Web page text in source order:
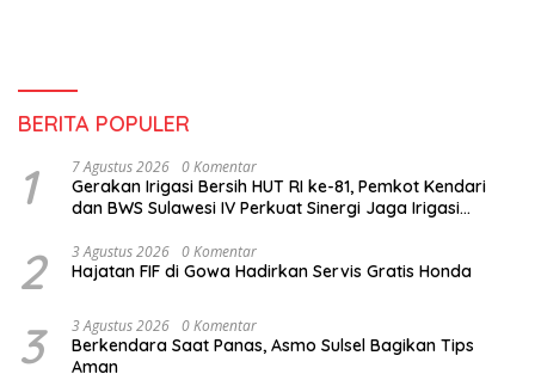
BERITA POPULER
1 7 Agustus 2026 0 Komentar
Gerakan Irigasi Bersih HUT RI ke-81, Pemkot Kendari
dan BWS Sulawesi IV Perkuat Sinergi Jaga Irigasi
2 3 Agustus 2026 0 Komentar
Hajatan FIF di Gowa Hadirkan Servis Gratis Honda
3 3 Agustus 2026 0 Komentar
Berkendara Saat Panas, Asmo Sulsel Bagikan Tips
Aman